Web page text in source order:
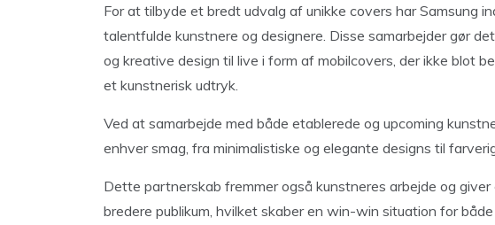
For at tilbyde et bredt udvalg af unikke covers har Samsung
talentfulde kunstnere og designere. Disse samarbejder gør
og kreative design til live i form af mobilcovers, der ikke blot
et kunstnerisk udtryk.
Ved at samarbejde med både etablerede og upcoming
enhver smag, fra minimalistiske og elegante designs til
Dette partnerskab fremmer også kunstneres arbejde og
bredere publikum, hvilket skaber en win-win situation for